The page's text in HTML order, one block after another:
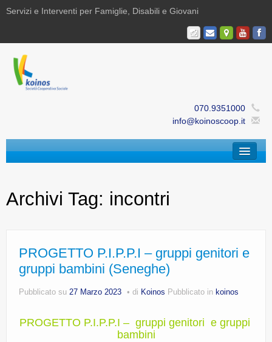
Servizi e Interventi per Famiglie, Disabili e Giovani
070.9351000
info@koinoscoop.it
Area Famiglie e Minori | Efè
Area Giovani | Bajania
Area Ricerca, Documentazione e Formazione |
Archivi Tag: incontri
PROGETTO P.I.P.P.I – gruppi genitori e
gruppi bambini (Seneghe)
Pubblicato su 27 Marzo 2023 di Koinos Pubblicato in koinos
PROGETTO P.I.P.P.I – gruppi genitori e gruppi
bambini